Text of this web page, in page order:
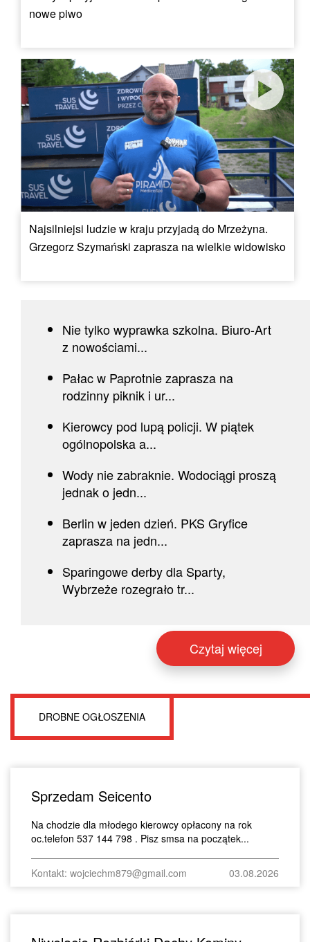
nowe piwo
Najsilniejsi ludzie w kraju przyjadą do Mrzeżyna.
Grzegorz Szymański zaprasza na wielkie widowisko
Nie tylko wyprawka szkolna. Biuro-Art
z nowościami...
Pałac w Paprotnie zaprasza na
rodzinny piknik i ur...
Kierowcy pod lupą policji. W piątek
ogólnopolska a...
Wody nie zabraknie. Wodociągi proszą
jednak o jedn...
Berlin w jeden dzień. PKS Gryfice
zaprasza na jedn...
Sparingowe derby dla Sparty,
Wybrzeże rozegrało tr...
Czytaj więcej
DROBNE OGŁOSZENIA
Sprzedam Seicento
Na chodzie dla młodego kierowcy opłacony na rok
oc.telefon 537 144 798 . Pisz smsa na początek...
Kontakt: wojciechm879@gmail.com 03.08.2026